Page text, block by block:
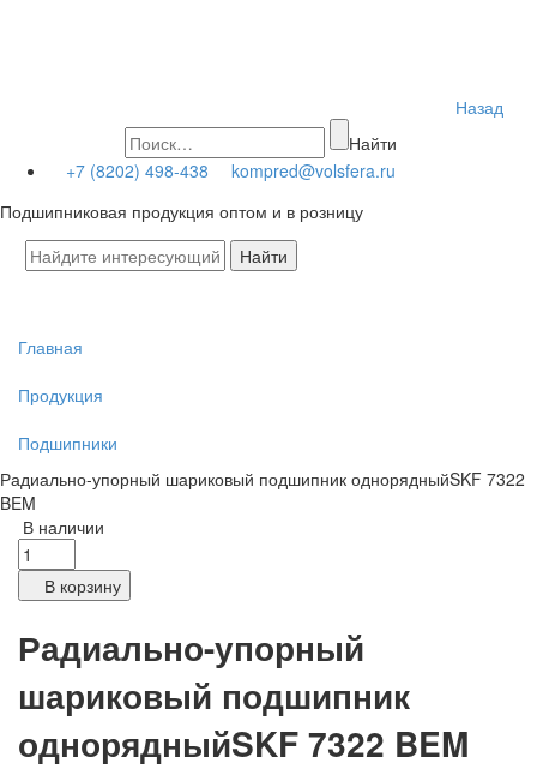
Назад
Найти
+7 (8202) 498-438
kompred@volsfera.ru
Подшипниковая продукция оптом и в розницу
Главная
Продукция
Подшипники
Радиально-упорный шариковый подшипник однорядныйSKF 7322
BEM
В наличии
В корзину
Радиально-упорный
шариковый подшипник
однорядныйSKF 7322 BEM